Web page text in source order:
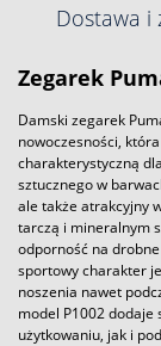
Dostawa i
Zegarek
Damski zegarek
nowoczesności,
charakterystyczną
sztucznego w
ale także atrakcyjny
tarczą i mineralnym
odporność na
sportowy charakter
noszenia nawet
model P1002
użytkowaniu, jak i